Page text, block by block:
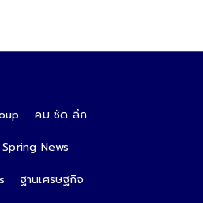
คม ชัด ลึก
Spring News
ฐานเศรษฐกิจ